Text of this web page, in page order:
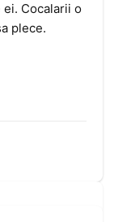
ei. Cocalarii o
plece.